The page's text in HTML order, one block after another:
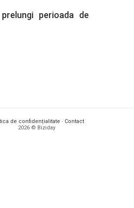
perioada de
de confidențialitate · Contact
2026 © Biziday